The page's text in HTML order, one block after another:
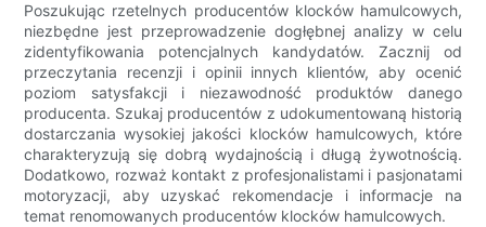
Poszukując rzetelnych producentów klocków hamulcowych,
niezbędne jest przeprowadzenie dogłębnej analizy w celu
zidentyfikowania potencjalnych kandydatów. Zacznij od
przeczytania recenzji i opinii innych klientów, aby ocenić
poziom satysfakcji i niezawodność produktów danego
producenta. Szukaj producentów z udokumentowaną historią
dostarczania wysokiej jakości klocków hamulcowych, które
charakteryzują się dobrą wydajnością i długą żywotnością.
Dodatkowo, rozważ kontakt z profesjonalistami i pasjonatami
motoryzacji, aby uzyskać rekomendacje i informacje na
temat renomowanych producentów klocków hamulcowych.